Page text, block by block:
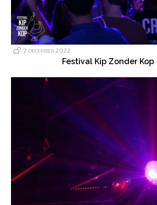
7 december 2022
Festival Kip Zonder